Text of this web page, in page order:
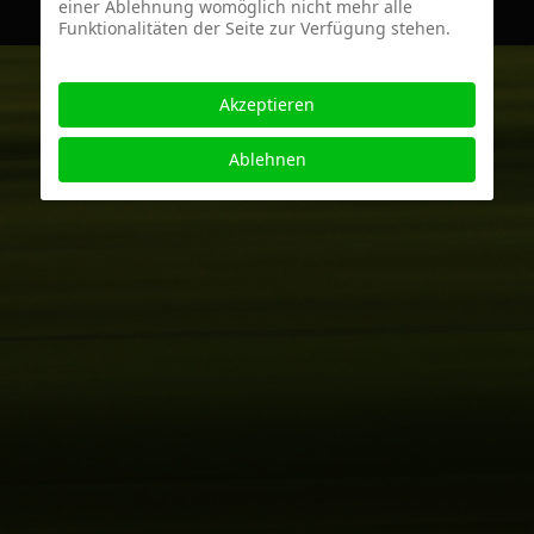
einer Ablehnung womöglich nicht mehr alle
Funktionalitäten der Seite zur Verfügung stehen.
Akzeptieren
Ablehnen